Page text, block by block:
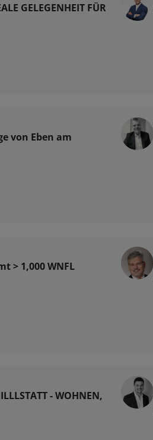
GELEGENHEIT FÜR
von Eben am
> 1,000 WNFL
- WOHNEN,